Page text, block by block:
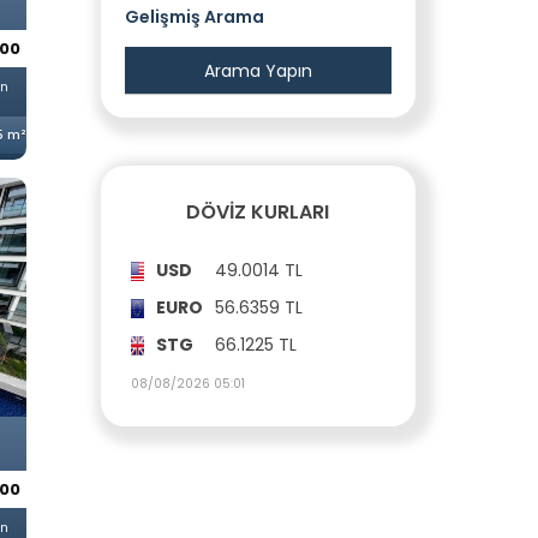
m²
Gelişmiş Arama
DÖVIZ KURLARI
USD
49.0014 TL
EURO 56.6359 TL
STG
66.1225 TL
08/08/2026 05:01